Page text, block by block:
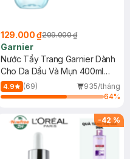
129.000 ₫209.000 ₫
Garnier
Nước Tẩy Trang Garnier Dành
Cho Da Dầu Và Mụn 400ml
(Mới)
4.9 (69)
935/tháng
64%
-42 %